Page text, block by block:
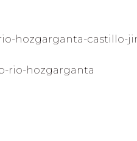
hozgarganta-castillo-
rio-hozgarganta